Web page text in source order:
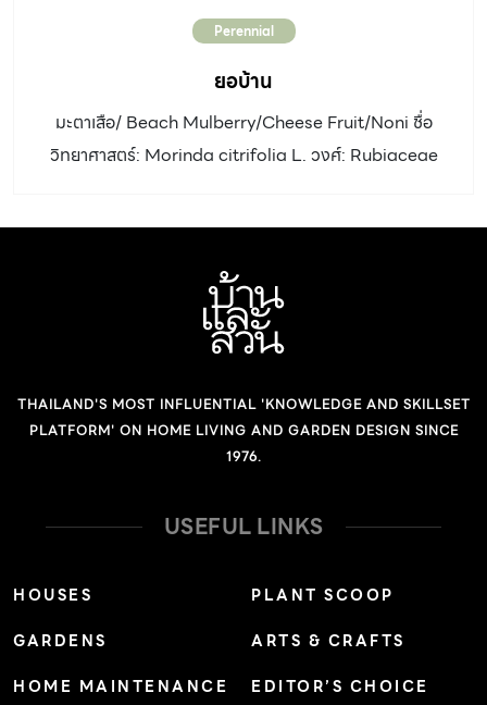
Perennial
ยอบ้าน
มะตาเสือ/ Beach Mulberry/Cheese Fruit/Noni ชื่อ
วิทยาศาสตร์: Morinda citrifolia L. วงศ์: Rubiaceae
ยอดเป็นพุ่มกลม แน่นทึบ ลำต้น: เปลือกต้นสีน้ำตาลแตกเป็น
10 เซนติเมตร ยาว 15 – 25 เซนติเมตร ปลายใบแหลม โคนใบ
สอบ แผ่นใบหนาสีเขียวเข้มเป็นมัน ระหว่างใบมีหูใบเรียวเห็น
เด่นชัด ดอก: ออกเป็นช่อกระจุกแน่นที่ซอกใบใกล้ปลายยอด
เป็นหลอด ปลายแยกเป็น 5 กลีบ สีขาว เส้นผ่านศูนย์กลาง
ดอกบาน 8 มิลลิเมตร ออกดอกตลอดปี ผล: ผลรวม รูปไข่
THAILAND'S MOST INFLUENTIAL 'KNOWLEDGE AND SKILLSET
PLATFORM' ON HOME LIVING AND GARDEN DESIGN SINCE
1976.
USEFUL LINKS
HOUSES
GARDENS
HOME MAINTENANCE
PLANT SCOOP
ARTS & CRAFTS
EDITOR’S CHOICE